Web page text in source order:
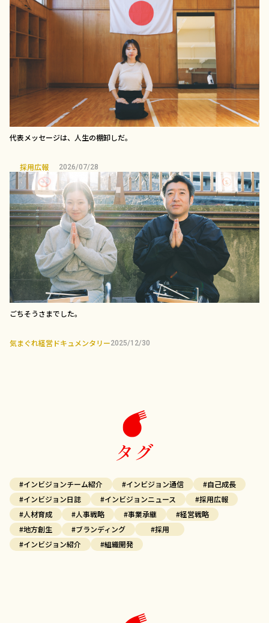
代表メッセージは、人生の棚卸しだ。
採用広報 2026/07/28
ごちそうさまでした。
気まぐれ経営ドキュメンタリー2025/12/30
タグ
#インビジョンチーム紹介 #インビジョン通信
#自己成長
#インビジョン日誌
#インビジョンニュース
#採用広報
#人材育成
#人事戦略 #事業承継
#経営戦略
#地方創生
#ブランディング
#採用
#インビジョン紹介
#組織開発